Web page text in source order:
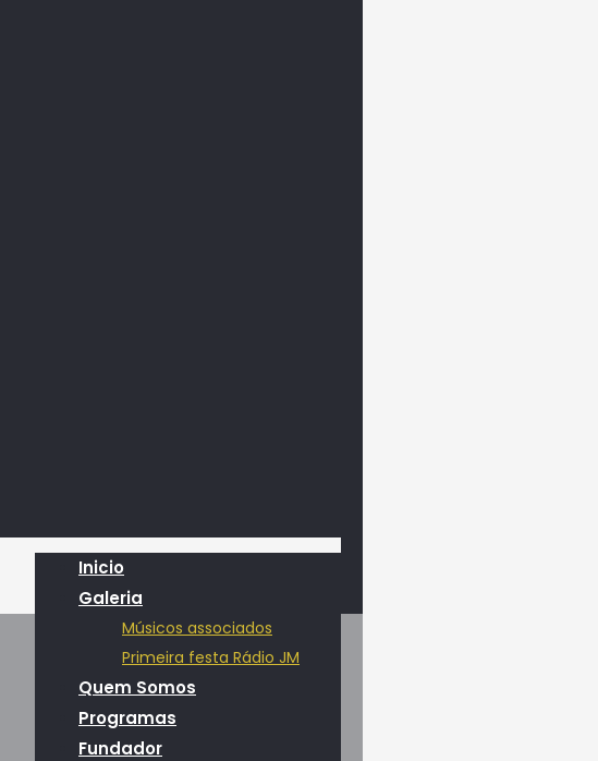
Inicio
Galeria
Músicos associados
Primeira festa Rádio JM
Quem Somos
Programas
Fundador